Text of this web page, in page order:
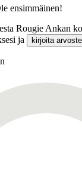
ensimmäinen!
Rougie Ankan
ja
kirjoita